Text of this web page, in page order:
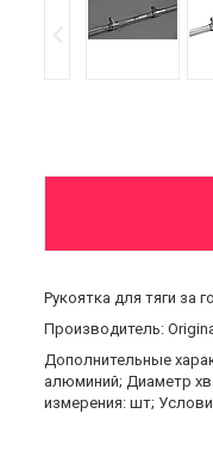
Рукоятка для тяги за
Производитель:
Дополнительные
алюминий; Диаметр
измерения: шт;